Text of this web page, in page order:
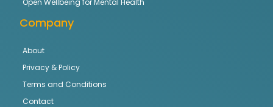
Company
About
Privacy & Policy
Terms and Conditions
Contact